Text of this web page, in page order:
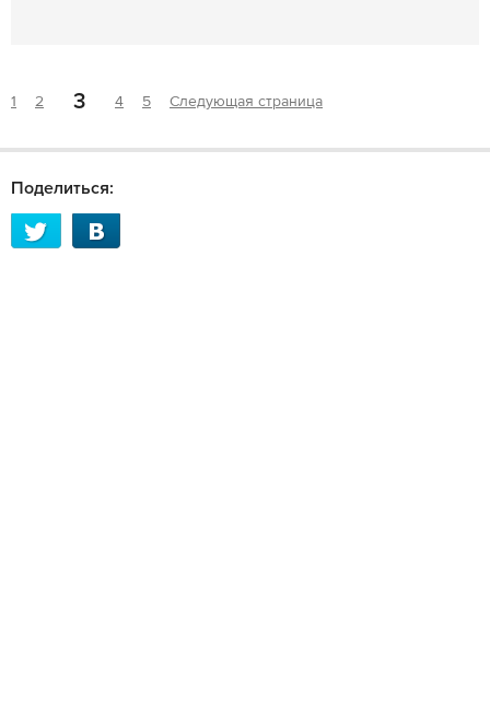
1 2 3 4 5 Следующая страница
Поделиться: